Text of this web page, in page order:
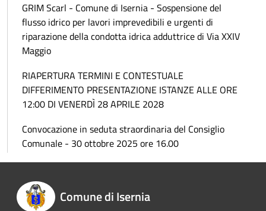
GRIM Scarl - Comune di Isernia - Sospensione del
flusso idrico per lavori imprevedibili e urgenti di
riparazione della condotta idrica adduttrice di Via XXIV
Maggio
RIAPERTURA TERMINI E CONTESTUALE
DIFFERIMENTO PRESENTAZIONE ISTANZE ALLE ORE
12:00 DI VENERDÌ 28 APRILE 2028
Convocazione in seduta straordinaria del Consiglio
Comunale - 30 ottobre 2025 ore 16.00
Comune di Isernia